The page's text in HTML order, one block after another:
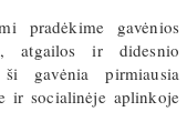
pradėkime gavėnios
atgailos ir didesnio
ši gavėnia pirmiausia
ir socialinėje aplinkoje